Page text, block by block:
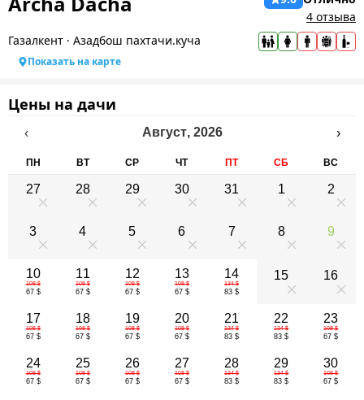
4 отзыва
Газалкент · Азадбош пахтачи.куча
Показать на карте
Цены на дачи
‹ Август, 2026 ›
ПН ВТ СР ЧТ ПТ СБ ВС
27 28 29 30 31 1 2
3 4 5 6 7 8 9
10
108 $
67 $
11
108 $
67 $
12
108 $
67 $
13
108 $
67 $
14
134 $
83 $
15 16
17
108 $
67 $
18
108 $
67 $
19
108 $
67 $
20
108 $
67 $
21
134 $
83 $
22
134 $
83 $
23
108 $
67 $
24
108 $
67 $
25
108 $
67 $
26
108 $
67 $
27
108 $
67 $
28
134 $
83 $
29
134 $
83 $
30
108 $
67 $